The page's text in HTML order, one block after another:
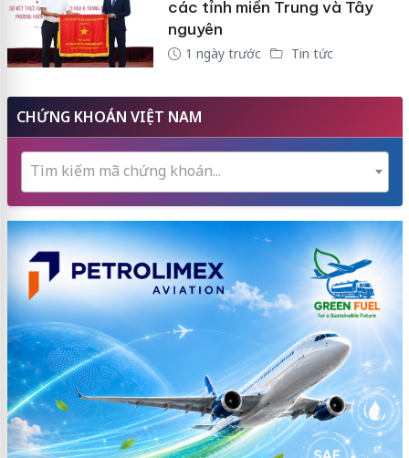
các tỉnh miền Trung và Tây
nguyên
1 ngày trước Tin tức
CHỨNG KHOÁN VIỆT NAM
Tìm kiếm mã chứng khoán...